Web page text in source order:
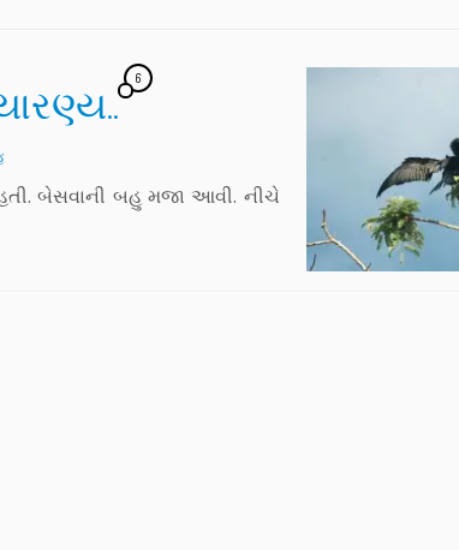
6
બેસવાની બહુ મજા આવી. નીચે